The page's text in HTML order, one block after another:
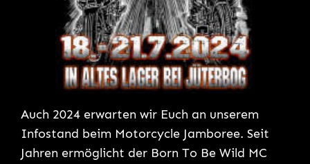
Auch 2024 erwarten wir Euch an unserem
Infostand beim Motorcycle Jamboree. Seit
Jahren ermöglicht der Born To Be Wild MC